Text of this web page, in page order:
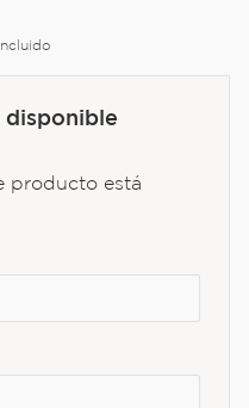
disponible
producto está